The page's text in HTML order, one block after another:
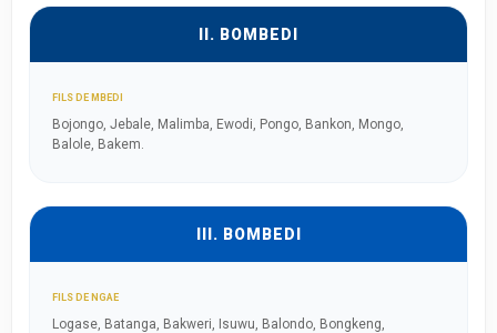
II. BOMBEDI
FILS DE MBEDI
Bojongo, Jebale, Malimba, Ewodi, Pongo, Bankon, Mongo,
Balole, Bakem.
III. BOMBEDI
FILS DE NGAE
Logase, Batanga, Bakweri, Isuwu, Balondo, Bongkeng,